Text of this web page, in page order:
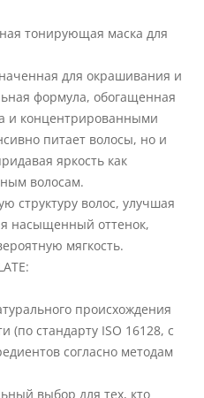
тонирующая маска для
для окрашивания и
формула, обогащенная
и концентрированными
питает волосы, но и
яркость как
волосам.
структуру волос, улучшая
насыщенный оттенок,
мягкость.
происхождения
(по стандарту ISO 16128, с
согласно методам
выбор для тех, кто